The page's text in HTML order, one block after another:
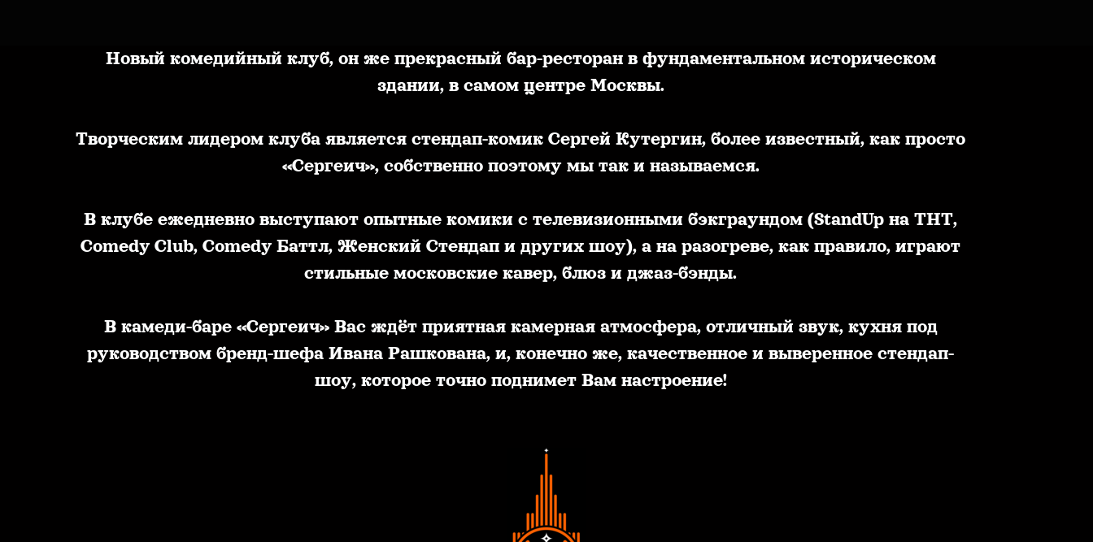
Новый комедийный клуб, он же прекрасный бар-ресторан в фундаментальном историческом
здании, в самом центре Москвы.
Творческим лидером клуба является стендап-комик Сергей Кутергин, более известный, как просто
«Сергеич», собственно поэтому мы так и называемся.
В клубе ежедневно выступают опытные комики с телевизионными бэкграундом (StandUp на ТНТ,
Comedy Club, Comedy Баттл, Женский Стендап и других шоу), а на разогреве, как правило, играют
стильные московские кавер, блюз и джаз-бэнды.
В камеди-баре «Сергеич» Вас ждёт приятная камерная атмоcфера, отличный звук, кухня под
руководством бренд-шефа Ивана Рашкована, и, конечно же, качественное и выверенное стендап-
шоу, которое точно поднимет Вам настроение!